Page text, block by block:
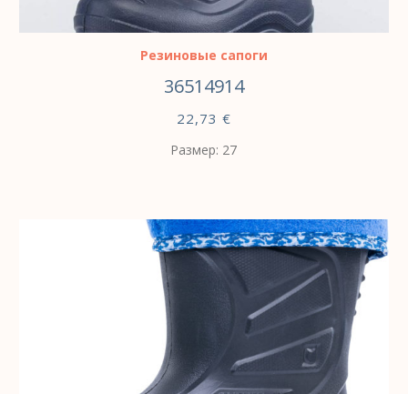
ВЫБЕРИТЕ ПАРАМЕТРЫ
Резиновые сапоги
36514914
22,73 €
Размер: 27